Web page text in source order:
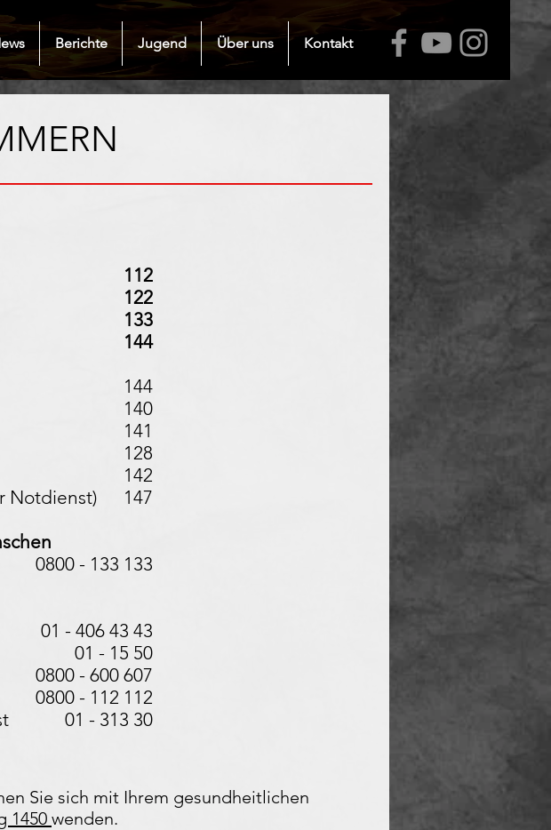
Berichte Jugend Über uns Kontakt
Notdienst)
112
122
133
144
144
140
141
128
142
147
0800 - 133 133
01 - 406 43 43
01 - 15 50
0800 - 600 607
0800 - 112 112
01 - 313 30
Sie sich mit Ihrem gesundheitlichen
1450 wenden.